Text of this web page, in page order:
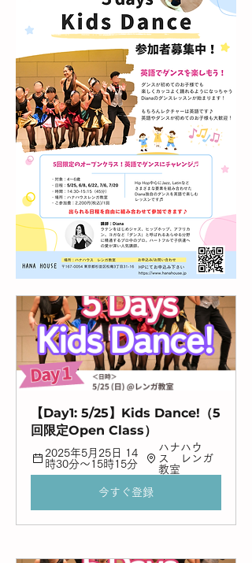
【Day1: 5/25】Kids Dance!（5
回限定Open Class）
2025年5月25日 14
時30分～15時15分
ハナハウ
ス　レンガ
教室
今すぐ登録